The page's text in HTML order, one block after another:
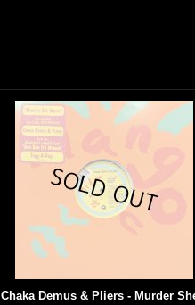
Chaka Demus & Pliers - Murder